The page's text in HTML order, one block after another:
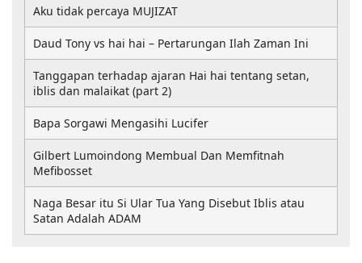
Aku tidak percaya MUJIZAT
Daud Tony vs hai hai – Pertarungan Ilah Zaman Ini
Tanggapan terhadap ajaran Hai hai tentang setan,
iblis dan malaikat (part 2)
Bapa Sorgawi Mengasihi Lucifer
Gilbert Lumoindong Membual Dan Memfitnah
Mefibosset
Naga Besar itu Si Ular Tua Yang Disebut Iblis atau
Satan Adalah ADAM